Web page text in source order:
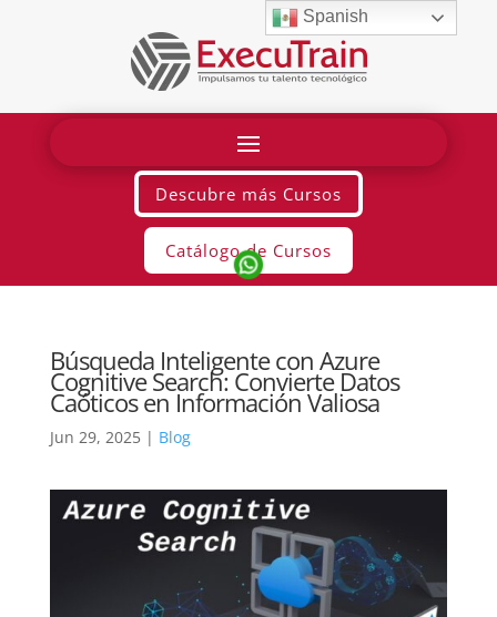
Descubre más Cursos
Catálogo de Cursos
Búsqueda Inteligente con Azure
Cognitive Search: Convierte Datos
Caóticos en Información Valiosa
Jun 29, 2025| Blog
Spanish